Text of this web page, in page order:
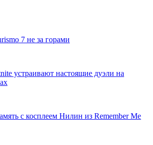
7 не за горами
устраивают настоящие дуэли на
с косплеем Нилин из Remember Me